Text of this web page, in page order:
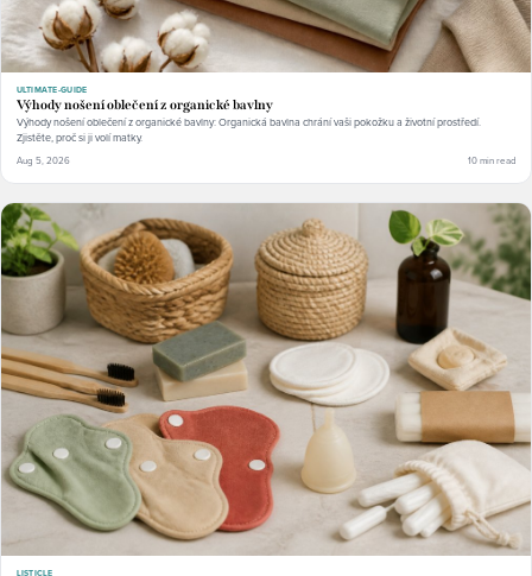
ULTIMATE-GUIDE
Výhody nošení oblečení z organické bavlny
Výhody nošení oblečení z organické bavlny: Organická bavlna chrání vaši pokožku a životní prostředí.
Zjistěte, proč si ji volí matky.
Aug 5, 2026 10 min read